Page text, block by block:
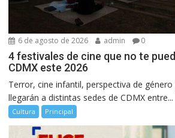
6 de agosto de 2026 admin 0
4 festivales de cine que no te
CDMX este 2026
Terror, cine infantil, perspectiva de
llegarán a distintas sedes de CDMX entre...
Cultura Principal